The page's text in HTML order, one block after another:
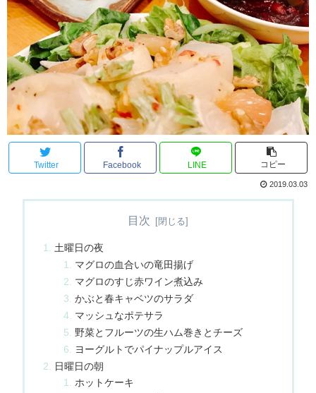
Twitter Facebook LINE コピー
2019.03.03
目次
土曜日の夜
マグロの血合いの竜田揚げ
マグロのすじ赤ワイン煮込み
かぶと春キャベツのサラダ
マッシュなポテサラ
野菜とフルーツの生ハム巻きとチーズ
ヨーグルトでパイナップルアイス
日曜日の朝
ホットケーキ